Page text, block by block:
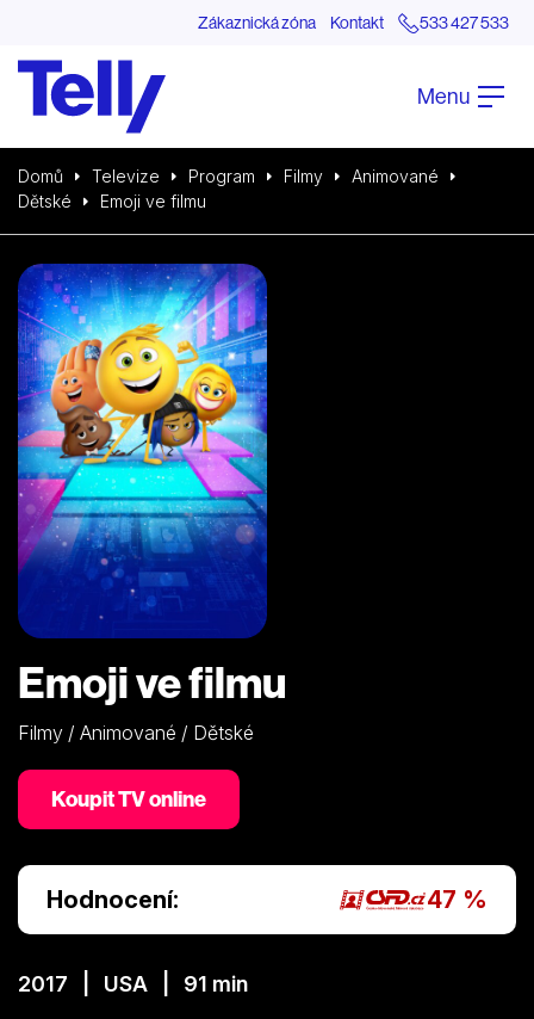
Zákaznická zóna Kontakt 533 427 533
Menu
Domů Televize Program Filmy
Animované
Dětské
Emoji ve filmu
Emoji ve filmu
Filmy / Animované / Dětské
Koupit TV online
Hodnocení: 47 %
2017 | USA | 91 min